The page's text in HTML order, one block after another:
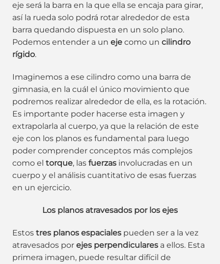
eje será la barra en la que ella se encaja para girar,
así la rueda solo podrá rotar alrededor de esta
barra quedando dispuesta en un solo plano.
Podemos entender a un eje como un cilindro
rígido.
Imaginemos a ese cilindro como una barra de
gimnasia, en la cuál el único movimiento que
podremos realizar alrededor de ella, es la rotación.
Es importante poder hacerse esta imagen y
extrapolarla al cuerpo, ya que la relación de este
eje con los planos es fundamental para luego
poder comprender conceptos más complejos
como el torque, las fuerzas involucradas en un
cuerpo y el análisis cuantitativo de esas fuerzas
en un ejercicio.
Los planos atravesados por los ejes
Estos tres planos espaciales pueden ser a la vez
atravesados por ejes perpendiculares a ellos. Esta
primera imagen, puede resultar difícil de